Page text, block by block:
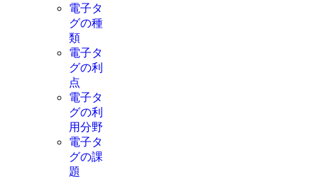
電子タ
グの種
類
電子タ
グの利
点
電子タ
グの利
用分野
電子タ
グの課
題